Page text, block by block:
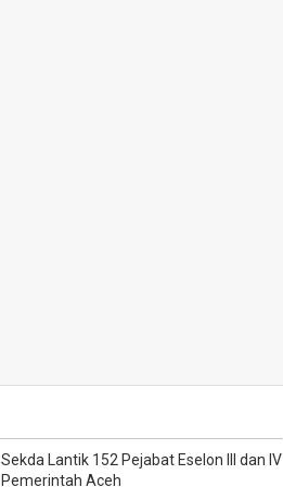
Sekda Lantik 152 Pejabat Eselon III dan IV
Pemerintah Aceh